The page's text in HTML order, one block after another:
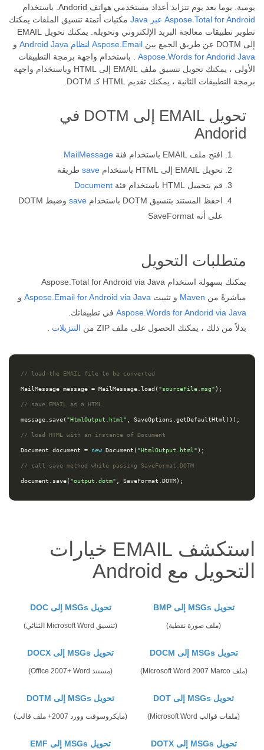
يومية. يوما بعد يوم تتزايد أعداد مستخدمي هواتف Andorid. باستخدام
Aspose.Total for Android عبر Java
مكتبات أتمتة تنسيق الملفات يمكنك
تطوير تطبيقات معالجة البريد الإلكتروني وتحويله. يمكنك تحويل EMAIL
إلى DOTM عن طريق الجمع بين
Aspose.Email لنظام Android Java
و
Aspose.Words for Andorid Java . باستخدام واجهة برمجة التطبيقات
الأولى ، يمكنك تحويل تنسيق ملف EMAIL إلى HTML وباستخدام واجهة
برمجة التطبيقات الثانية ، يمكنك تقديم HTML كـ DOTM.
تحويل EMAIL إلى DOTM في
Andorid
افتح ملف EMAIL باستخدام فئة
MailMessage
تحويل EMAIL إلى HTML باستخدام
save طريقة
قم بتحميل HTML باستخدام فئة
Document
احفظ المستند بتنسيق DOTM باستخدام
save
وضبط DOTM
على أنه SaveFormat
متطلبات التحويل
يمكنك بسهولة استخدام Aspose.Total for Android via Java
مباشرةً من Maven و تثبيت Aspose.Email for Android via Java و
Aspose.Words for Andorid via Java في تطبيقاتك.
بدلاً من ذلك ، يمكنك الحصول على ملف ZIP من
التنزيلات
// load the EMAIL file to be converted
MailMessage message = MailMessage load ( "sourceFile.msg" );
// save EMAIL as a HTML
message save( "HtmlOutput.html" SaveOptions getDefaultHtml ());
// load HTML with an instance of Document
Document document = new Document ( "HtmlOutput.html" );
// call save method while passing SaveFormat.DOTM
document save( "output.dotm" SaveFormat DOTM);
استكشف EMAIL خيارات
التحويل مع Android
تحويل MSGs إلى BMP
(ملف صورة نقطية)
تحويل MSGs إلى DOC
(تنسيق Microsoft Word الثنائي)
تحويل MSGs إلى DOCM
(ملف Microsoft Word 2007 Marco)
تحويل MSGs إلى DOCX
(مستند Office 2007+ Word)
تحويل MSGs إلى DOT
(ملفات قوالب Microsoft Word)
تحويل MSGs إلى DOTM
(مايكروسوفت وورد 2007+ ملف قالب)
تحويل MSGs إلى DOTX تحويل MSGs إلى EMF